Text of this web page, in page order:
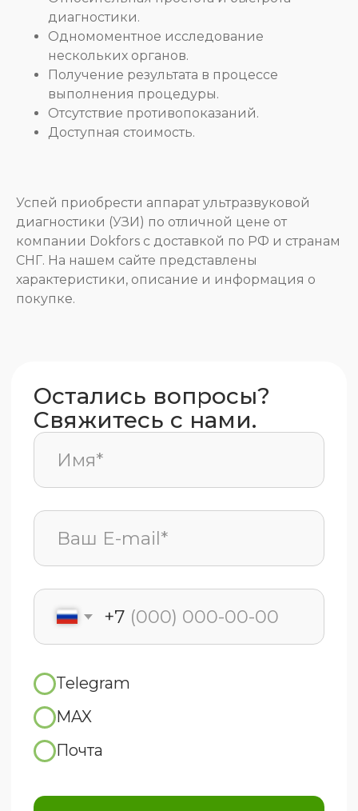
диагностики.
Одномоментное исследование
нескольких органов.
Получение результата в процессе
выполнения процедуры.
Отсутствие противопоказаний.
Доступная стоимость.
Успей приобрести аппарат ультразвуковой
диагностики (УЗИ) по отличной цене от
компании Dokfors с доставкой по РФ и странам
СНГ. На нашем сайте представлены
характеристики, описание и информация о
покупке.
+7
Telegram
MAX
Почта
Написать в Telegram